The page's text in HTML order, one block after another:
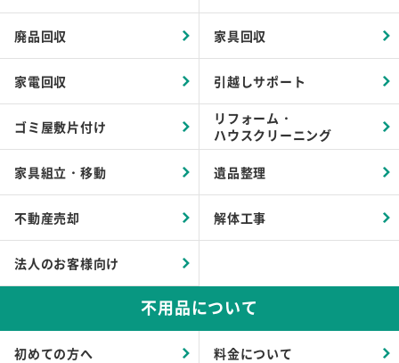
廃品回収 家具回収
家電回収 引越しサポート
ゴミ屋敷片付け
リフォーム・
ハウスクリーニング
家具組立・移動 遺品整理
不動産売却 解体工事
法人のお客様向け
不用品について
初めての方へ 料金について